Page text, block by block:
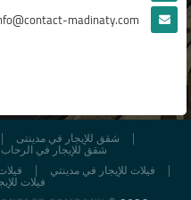
madinaty.com
شقق للإيجار في مدينتى
شقق للإيجار في الرحاب
فيلات للإيجار في مدينتي
فيلات